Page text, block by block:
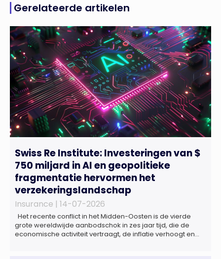
Gerelateerde artikelen
Swiss Re Institute: Investeringen van $
750 miljard in AI en geopolitieke
fragmentatie hervormen het
verzekeringslandschap
Insurance | 14-07-2026
Het recente conflict in het Midden-Oosten is de vierde
grote wereldwijde aanbodschok in zes jaar tijd, die de
economische activiteit vertraagt, de inflatie verhoogt en